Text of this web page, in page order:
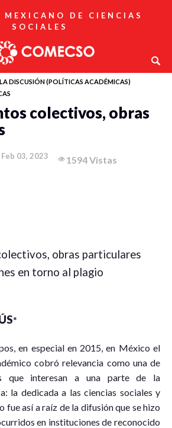
MEXICANO DE CIENCIAS
SOCIALES
DISCUSIÓN (POLÍTICAS ACADÉMICAS)
colectivos, obras
Feb 03, 2023 1594 Vistas
obras particulares
en torno al plagio
*
en especial en 2015, en México el
cobró relevancia como una de
que interesan a una parte de la
la dedicada a las ciencias sociales y
fue así a raíz de la difusión que se hizo
en instituciones de reconocido